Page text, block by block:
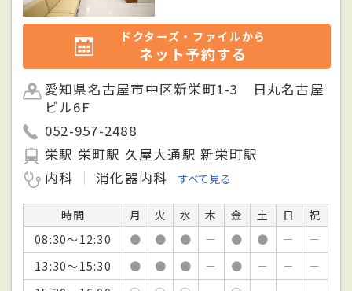
ドクターズ・ファイルから
ネット予約する
愛知県名古屋市中区新栄町1-3 日丸名古屋
ビル6F
052-957-2488
栄駅 栄町駅 久屋大通駅 新栄町駅
内科
消化器内科 すべて見る
時間 月 火 水 木 金 土 日
祝
08:30～12:30
● ● ● － ● ● －
－
13:30～15:30
● ● ● － ● － －
－